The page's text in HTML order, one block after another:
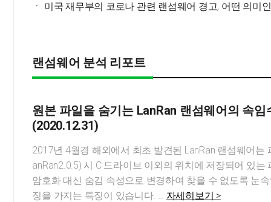
ㆍ 미국 재무부의 코로나 관련 랜섬웨어 경고, 어떤 의미
랜섬웨어 분석 리포트
원본 파일을 숨기는 LanRan 랜섬웨어의 속임
(2020.12.31)
2017년 4월경 해외에서 최초 발견된 LanRan 랜섬웨어는
anRan2.0.5) 시 C 드라이브 이외의 위치에 저장되어 있는
암호화 대신 숨김 속성으로 변경하여 찾을 수 없도록 눈
징을 가지는 특징이 있습니다. … 자세히보기 >